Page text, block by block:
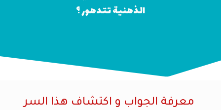
الذهنية تتدهور ؟
معرفة الجواب و اكتشاف هذا السر